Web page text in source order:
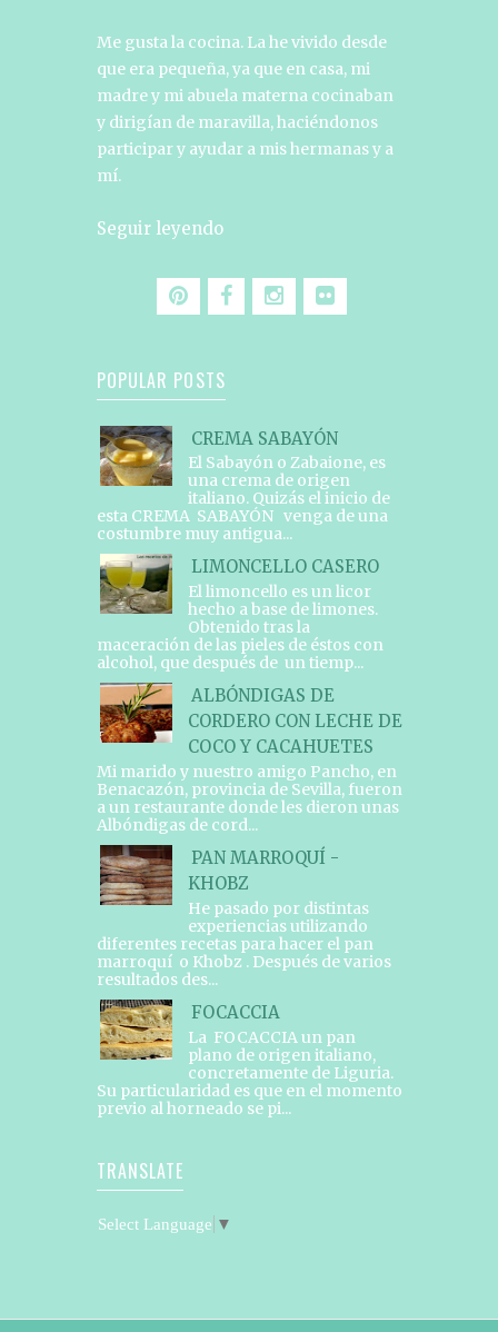
Me gusta la cocina. La he vivido desde
que era pequeña, ya que en casa, mi
madre y mi abuela materna cocinaban
y dirigían de maravilla, haciéndonos
participar y ayudar a mis hermanas y a
mí.
Seguir leyendo
POPULAR POSTS
CREMA SABAYÓN
El Sabayón o Zabaione, es
una crema de origen
italiano. Quizás el inicio de
esta CREMA SABAYÓN venga de una
costumbre muy antigua...
LIMONCELLO CASERO
El limoncello es un licor
hecho a base de limones.
Obtenido tras la
maceración de las pieles de éstos con
alcohol, que después de un tiemp...
ALBÓNDIGAS DE
CORDERO CON LECHE DE
COCO Y CACAHUETES
Mi marido y nuestro amigo Pancho, en
Benacazón, provincia de Sevilla, fueron
a un restaurante donde les dieron unas
Albóndigas de cord...
PAN MARROQUÍ -
KHOBZ
He pasado por distintas
experiencias utilizando
diferentes recetas para hacer el pan
marroquí o Khobz . Después de varios
resultados des...
FOCACCIA
La FOCACCIA un pan
plano de origen italiano,
concretamente de Liguria.
Su particularidad es que en el momento
previo al horneado se pi...
TRANSLATE
Select Language ▼